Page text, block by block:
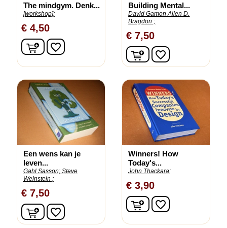
The mindgym. Denk...
[workshop];
€ 4,50
In winkelwagen
favorite_border
Building Mental...
David Gamon Allen D.
Bragdon ;
€ 7,50
In winkelwagen
favorite_border
Een wens kan je
leven...
Gahl Sasson; Steve
Weinstein ;
€ 7,50
In winkelwagen
favorite_border
Winners! How
Today's...
John Thackara;
€ 3,90
In winkelwagen
favorite_border